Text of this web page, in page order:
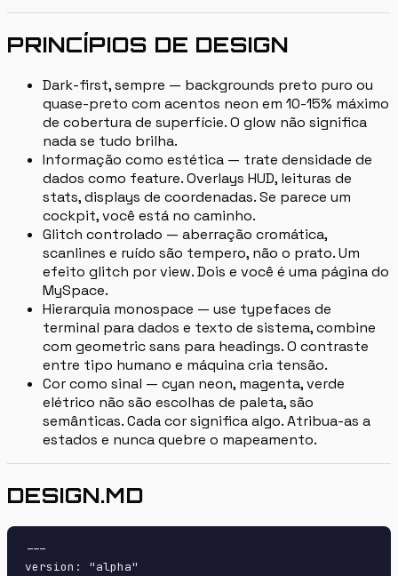
PRINCÍPIOS DE DESIGN
Dark-first, sempre — backgrounds preto puro ou
quase-preto com acentos neon em 10-15% máximo
de cobertura de superfície. O glow não significa
nada se tudo brilha.
Informação como estética — trate densidade de
dados como feature. Overlays HUD, leituras de
stats, displays de coordenadas. Se parece um
cockpit, você está no caminho.
Glitch controlado — aberração cromática,
scanlines e ruído são tempero, não o prato. Um
efeito glitch por view. Dois e você é uma página do
MySpace.
Hierarquia monospace — use typefaces de
terminal para dados e texto de sistema, combine
com geometric sans para headings. O contraste
entre tipo humano e máquina cria tensão.
Cor como sinal — cyan neon, magenta, verde
elétrico não são escolhas de paleta, são
semânticas. Cada cor significa algo. Atribua-as a
estados e nunca quebre o mapeamento.
DESIGN.MD
---
version: "alpha"